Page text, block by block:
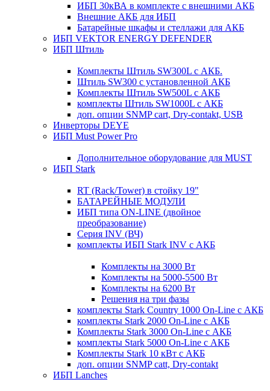
ИБП 30кВА в комплекте с внешними АКБ
Внешние АКБ для ИБП
Батарейные шкафы и стеллажи для АКБ
ИБП VEKTOR ENERGY DEFENDER
ИБП Штиль
Комплекты Штиль SW300L с АКБ.
Штиль SW300 с установленной АКБ
Комплекты Штиль SW500L с АКБ
комплекты Штиль SW1000L с АКБ
доп. опции SNMP cart, Dry-contakt, USB
Инверторы DEYE
ИБП Must Power Pro
Дополнительное оборудование для MUST
ИБП Stark
RT (Rack/Tower) в стойку 19"
БАТАРЕЙНЫЕ МОДУЛИ
ИБП типа ON-LINE (двойное
преобразование)
Серия INV (ВЧ)
комплекты ИБП Stark INV с АКБ
Комплекты на 3000 Вт
Комплекты на 5000-5500 Вт
Комплекты на 6200 Вт
Решения на три фазы
комплекты Stark Country 1000 On-Line с АКБ
комплекты Stark 2000 On-Line с АКБ
Комплекты Stark 3000 On-Line с АКБ
комплекты Stark 5000 On-Line с АКБ
Комплекты Stark 10 кВт с АКБ
доп. опции SNMP catt, Dry-contakt
ИБП Lanches